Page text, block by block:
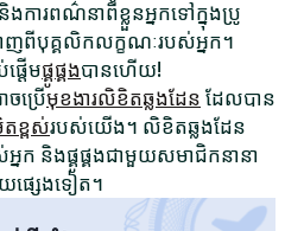
ងការពណ៌នាពីខ្លួនអ្នកទៅក្នុងប្រូ
ាញពីបុគ្គលិកលក្ខណៈរបស់អ្នក។
តើមផ្គូផ្គងបានហើយ!
ចប្រើមុខងារលិខិតឆ្លងដែន ដែលបាន
តខ្ពស់របស់យើង។ លិខិតឆ្លងដែន
អ្នក និងផ្គូផ្គងជាមួយសមាជិកនានា
ផ្សេងទៀត។